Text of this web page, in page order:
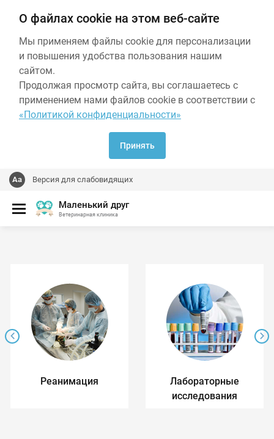
О файлах cookie на этом веб-сайте
Мы применяем файлы cookie для персонализации
и повышения удобства пользования нашим
сайтом.
Продолжая просмотр сайта, вы соглашаетесь с
применением нами файлов cookie в соответствии с
«Политикой конфиденциальности»
Принять
Версия для слабовидящих
Маленький друг
Ветеринарная клиника
Реанимация
Лабораторные
исследования